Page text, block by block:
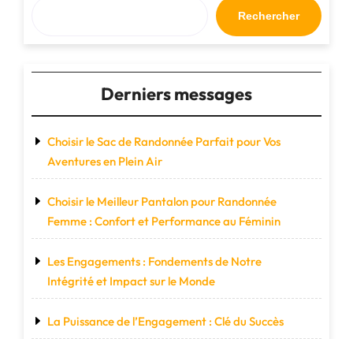
Rechercher
Derniers messages
Choisir le Sac de Randonnée Parfait pour Vos
Aventures en Plein Air
Choisir le Meilleur Pantalon pour Randonnée
Femme : Confort et Performance au Féminin
Les Engagements : Fondements de Notre
Intégrité et Impact sur le Monde
La Puissance de l’Engagement : Clé du Succès